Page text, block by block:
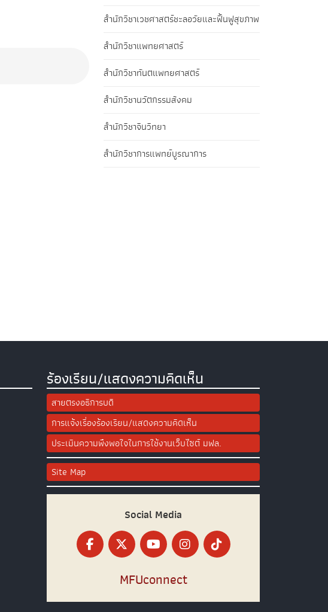
สำนักวิชาเวชศาสตร์ชะลอวัยและฟื้นฟูสุขภาพ
สำนักวิชาแพทยศาสตร์
สำนักวิชาทันตแพทยศาสตร์
สำนักวิชานวัตกรรมสังคม
สำนักวิชาจีนวิทยา
สำนักวิชาการแพทย์บูรณาการ
ร้องเรียน/แสดงความคิดเห็น
สายตรงอธิการบดี
การแจ้งเรื่องร้องเรียน/แสดงความคิดเห็น
ประเมินความพึงพอใจในการใช้งานเว็บไซต์ มฟล.
Site Map
Social Media
MFUconnect